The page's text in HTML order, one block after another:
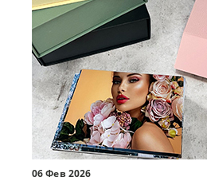
06 Фев 2026